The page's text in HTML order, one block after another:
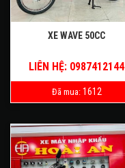
XE WAVE 50CC
LIÊN HỆ: 0987412144
Đã mua: 1612